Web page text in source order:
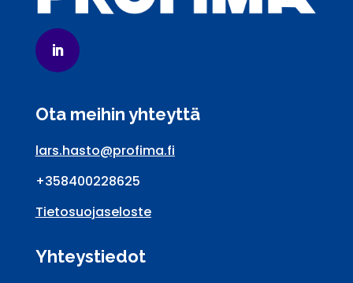
Ota meihin yhteyttä
lars.hasto@profima.fi
+358400228625
Tietosuojaseloste
Yhteystiedot